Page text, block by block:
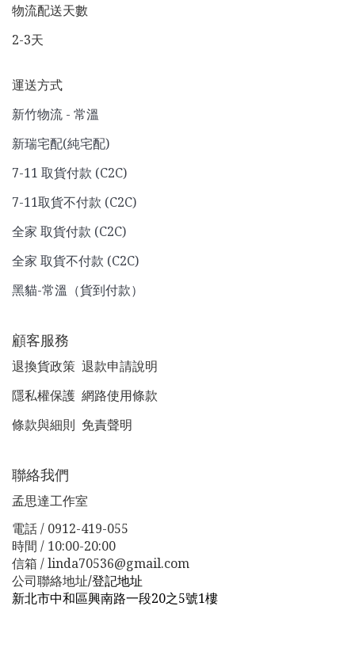
物流配送天數
2-3天
運送方式
新竹物流 - 常溫
新瑞宅配(純宅配)
7-11 取貨付款 (C2C)
7-11取貨不付款 (C2C)
全家 取貨付款 (C2C)
全家 取貨不付款 (C2C)
黑貓-常溫（貨到付款）
顧客服務
退換貨政策 退款申請說明
隱私權保護 網路使用條款
條款與細則 免責聲明
聯絡我們
孟思達工作室
電話 / 0912-419-055
時間 / 10:00-20:00
信箱 / linda70536@gmail.com
公司聯絡地址/登記地址
新北市中和區興南路一段20之5號1樓